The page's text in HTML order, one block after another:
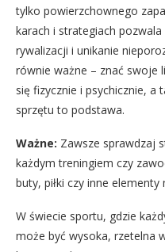
tylko powierzchownego
karach i strategiach pozwala
rywalizacji i unikanie
równie ważne – znać swoje
się fizycznie i psychicznie, a
sprzętu to podstawa.
Ważne: Zawsze sprawdzaj
każdym treningiem czy
buty, piłki czy inne
W świecie sportu, gdzie
może być wysoka, rzetelna